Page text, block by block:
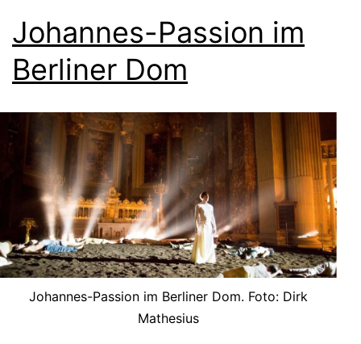
Johannes-Passion im
Berliner Dom
Johannes-Passion im Berliner Dom. Foto: Dirk
Mathesius